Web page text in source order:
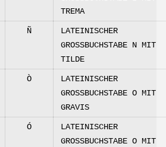
TREMA
Ñ
LATEINISCHER
GROSSBUCHSTABE N MIT
TILDE
Ò
LATEINISCHER
GROSSBUCHSTABE O MIT
GRAVIS
Ó
LATEINISCHER
GROSSBUCHSTABE O MIT